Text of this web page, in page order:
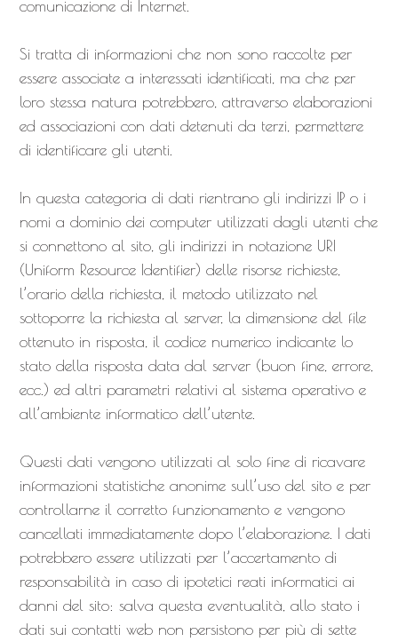
comunicazione di Internet.
Si tratta di informazioni che non sono raccolte per
essere associate a interessati identificati, ma che per
loro stessa natura potrebbero, attraverso elaborazioni
ed associazioni con dati detenuti da terzi, permettere
di identificare gli utenti.
In questa categoria di dati rientrano gli indirizzi IP o i
nomi a dominio dei computer utilizzati dagli utenti che
si connettono al sito, gli indirizzi in notazione URI
(Uniform Resource Identifier) delle risorse richieste,
l’orario della richiesta, il metodo utilizzato nel
sottoporre la richiesta al server, la dimensione del file
ottenuto in risposta, il codice numerico indicante lo
stato della risposta data dal server (buon fine, errore,
ecc.) ed altri parametri relativi al sistema operativo e
all’ambiente informatico dell’utente.
Questi dati vengono utilizzati al solo fine di ricavare
informazioni statistiche anonime sull’uso del sito e per
controllarne il corretto funzionamento e vengono
cancellati immediatamente dopo l’elaborazione. I dati
potrebbero essere utilizzati per l’accertamento di
responsabilità in caso di ipotetici reati informatici ai
danni del sito: salva questa eventualità, allo stato i
dati sui contatti web non persistono per più di sette